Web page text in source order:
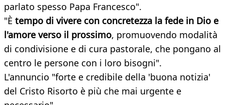
parlato spesso Papa Francesco".
"È tempo di vivere con concretezza la fede in Dio e
l'amore verso il prossimo, promuovendo modalità
di condivisione e di cura pastorale, che pongano al
centro le persone con i loro bisogni".
L'annuncio "forte e credibile della 'buona notizia'
del Cristo Risorto è più che mai urgente e